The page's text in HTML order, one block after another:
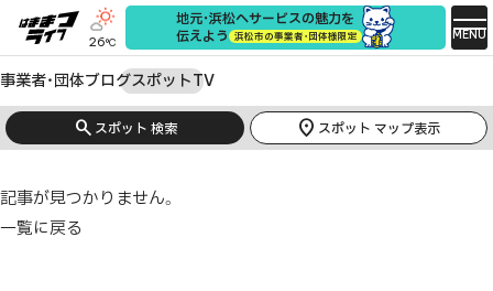
26°C
地元・浜松へサービスの魅力を
伝えよう 浜松市の事業者・団体様限定 MENU
事業者・団体ブログスポットTV
search スポット 検索 location_on スポット マップ表示
記事が見つかりません。
一覧に戻る